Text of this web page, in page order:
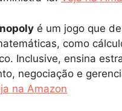
é um jogo que
como
Inclusive, ensina
negociação e
na Amazon